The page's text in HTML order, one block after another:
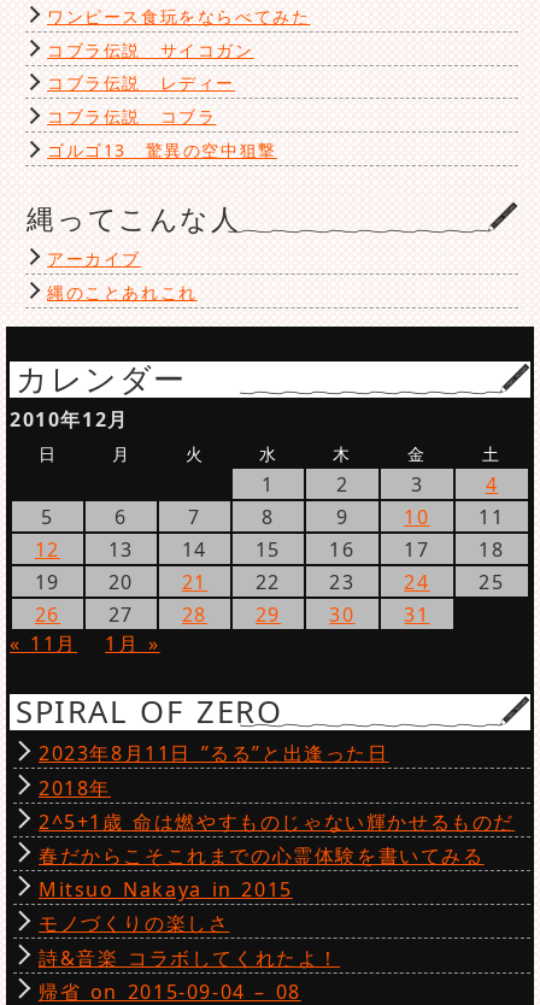
ワンピース食玩をならべてみた
コブラ伝説 サイコガン
コブラ伝説 レディー
コブラ伝説 コブラ
ゴルゴ13 驚異の空中狙撃
縄ってこんな人
アーカイブ
縄のことあれこれ
カレンダー
2010年12月
日 月 火 水 木 金 土
1 2 3
4
5
6 7 8 9 10
11
12
13 14 15 16 17
18
19
20 21 22 23 24
25
26
27 28 29 30
31
« 11月
1月 »
SPIRAL OF ZERO
2023年8月11日 ”るる”と出逢った日
2018年
2^5+1歳 命は燃やすものじゃない輝かせるものだ
春だからこそこれまでの心霊体験を書いてみる
Mitsuo Nakaya in 2015
モノづくりの楽しさ
詩&音楽 コラボしてくれたよ！
帰省 on 2015-09-04 – 08